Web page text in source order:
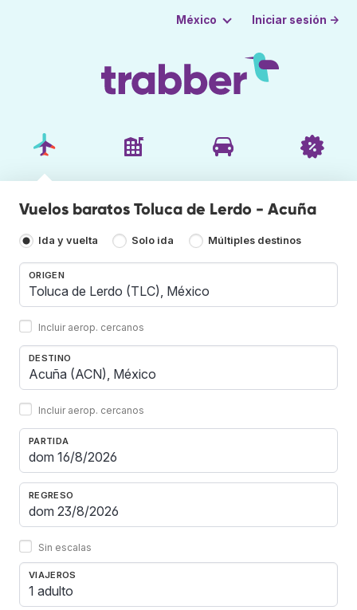
México Iniciar sesión →
Vuelos baratos Toluca de Lerdo - Acuña
Ida y vuelta Solo ida Múltiples destinos
ORIGEN
Incluir aerop. cercanos
DESTINO
Incluir aerop. cercanos
PARTIDA
REGRESO
Sin escalas
VIAJEROS
1 adulto